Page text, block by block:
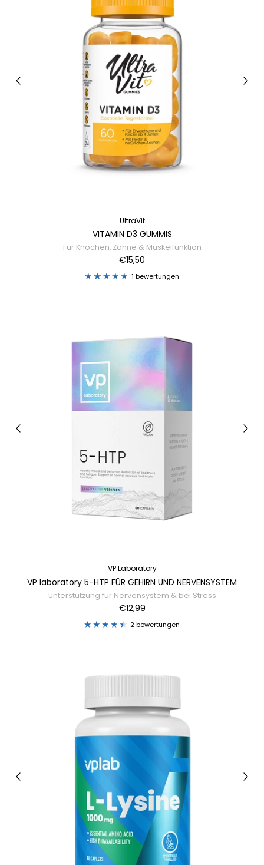
UltraVit
VITAMIN D3 GUMMIS
Für Knochen, Zähne & Muskelfunktion
€15,50
1 bewertungen
VP Laboratory
VP laboratory 5-HTP FÜR GEHIRN UND NERVENSYSTEM
Unterstützung für Nervensystem & bei Stress
€12,99
2 bewertungen